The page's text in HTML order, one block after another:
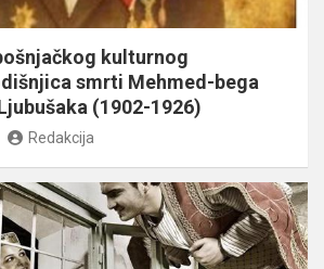
kulturnog
smrti Mehmed-bega
(1902-1926)
Redakcija